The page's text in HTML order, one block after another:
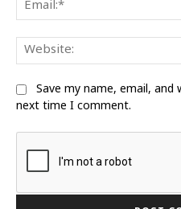
Save my name, email,
next time I comment.